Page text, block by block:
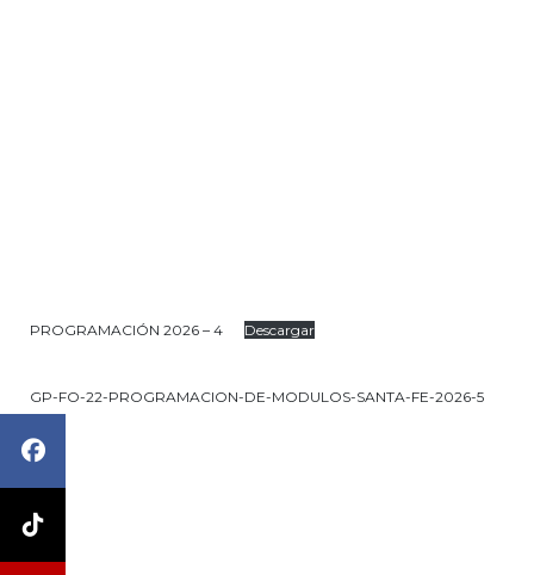
PROGRAMACIÓN 2026 – 4 Descargar
GP-FO-22-PROGRAMACION-DE-MODULOS-SANTA-FE-2026-5